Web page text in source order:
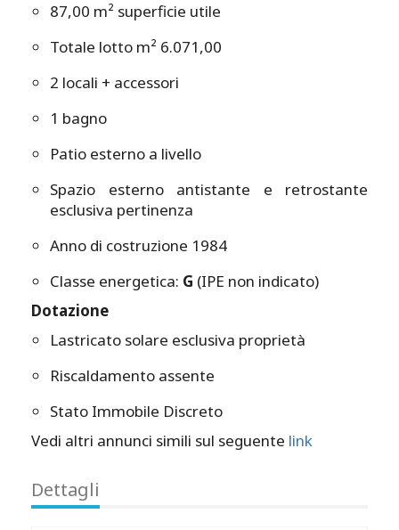
87,00 m² superficie utile
Totale lotto m² 6.071,00
2 locali + accessori
1 bagno
Patio esterno a livello
Spazio esterno antistante e retrostante
esclusiva pertinenza
Anno di costruzione 1984
Classe energetica: G (IPE non indicato)
Dotazione
Lastricato solare esclusiva proprietà
Riscaldamento assente
Stato Immobile Discreto
Vedi altri annunci simili sul seguente link
Dettagli